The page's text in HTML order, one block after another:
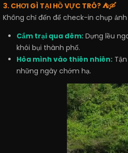
3. CHƠI GÌ TẠI HỒ VỰC TRÔ? ⛺🛶
Không chỉ đến để check-in chụp
Cắm trại qua đêm: Dựng lều
khói bụi thành phố.
Hòa mình vào thiên nhiên:
những ngày chớm hạ.